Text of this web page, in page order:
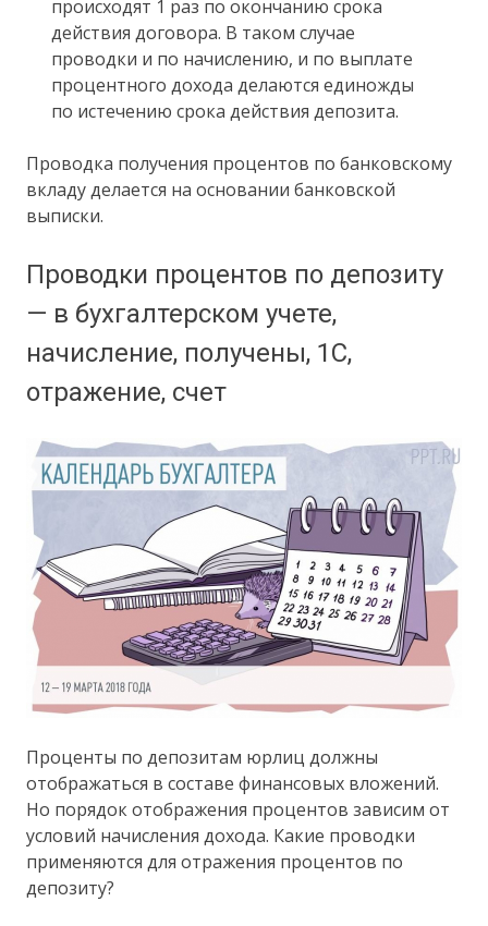
происходят 1 раз по окончанию срока
действия договора. В таком случае
проводки и по начислению, и по выплате
процентного дохода делаются единожды
по истечению срока действия депозита.
Проводка получения процентов по банковскому
вкладу делается на основании банковской
выписки.
Проводки процентов по депозиту
— в бухгалтерском учете,
начисление, получены, 1С,
отражение, счет
Проценты по депозитам юрлиц должны
отображаться в составе финансовых вложений.
Но порядок отображения процентов зависим от
условий начисления дохода. Какие проводки
применяются для отражения процентов по
депозиту?